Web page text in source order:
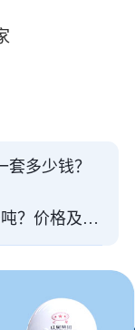
多少钱？
鄂破1215每小时产量多少吨？价格及型号参数